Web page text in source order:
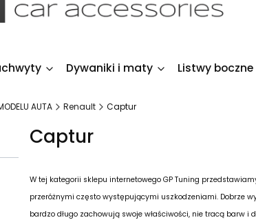
Dywaniki i maty Listwy boczne
AUTA Renault Captur
Captur
W tej kategorii sklepu internetowego GP Tuning
przeróżnymi często występującymi uszkodzeniami. Dobrze
bardzo długo zachowują swoje właściwości, nie tracą barw i